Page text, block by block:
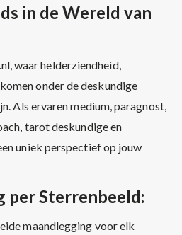
in de Wereld van
waar helderziendheid,
onder de deskundige
Als ervaren medium, paragnost,
tarot deskundige en
uniek perspectief op jouw
per Sterrenbeeld:
maandlegging voor elk